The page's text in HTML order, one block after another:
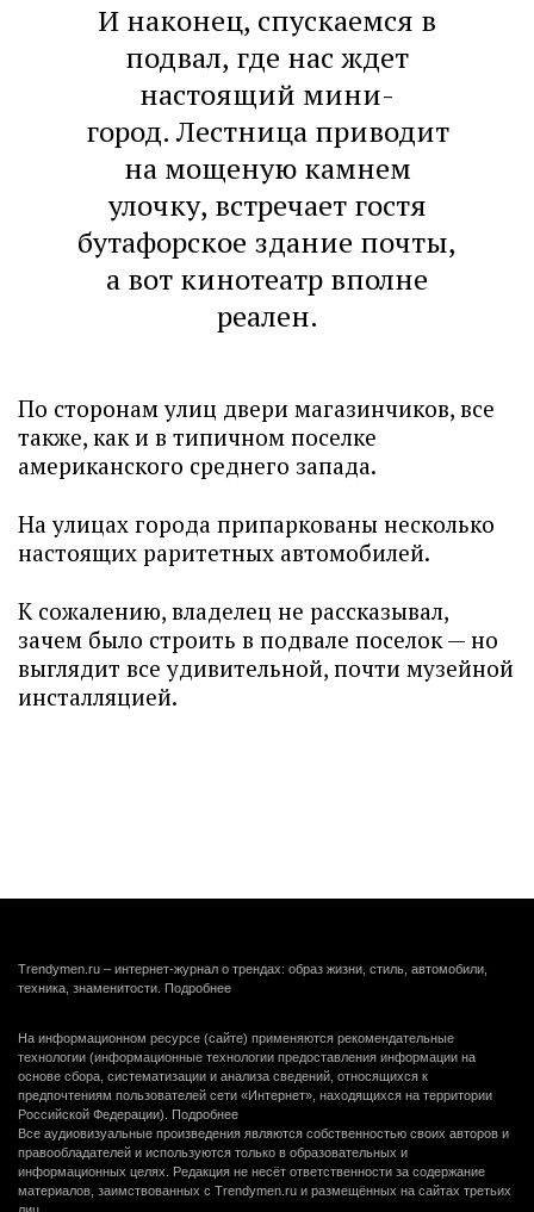
И наконец, спускаемся в
подвал, где нас ждет
настоящий мини-
город. Лестница приводит
на мощеную камнем
улочку, встречает гостя
бутафорское здание почты,
а вот кинотеатр вполне
реален.
По сторонам улиц двери магазинчиков, все
также, как и в типичном поселке
американского среднего запада.
На улицах города припаркованы несколько
настоящих раритетных автомобилей.
К сожалению, владелец не рассказывал,
зачем было строить в подвале поселок — но
выглядит все удивительной, почти музейной
инсталляцией.
Trendymen.ru – интернет-журнал о трендах: образ жизни, стиль, автомобили,
техника, знаменитости. Подробнее
На информационном ресурсе (сайте) применяются рекомендательные
технологии (информационные технологии предоставления информации на
основе сбора, систематизации и анализа сведений, относящихся к
предпочтениям пользователей сети «Интернет», находящихся на территории
Российской Федерации). Подробнее
Все аудиовизуальные произведения являются собственностью своих авторов и
правообладателей и используются только в образовательных и
информационных целях. Редакция не несёт ответственности за содержание
материалов, заимствованных с Trendymen.ru и размещённых на сайтах третьих